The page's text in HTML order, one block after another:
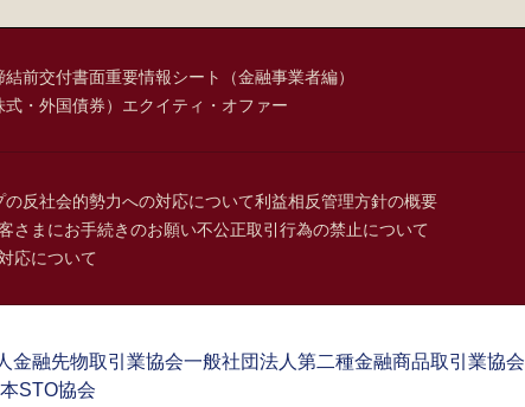
結前交付書面重要情報シート（金融事業者編）
・外国債券） エクイティ・オファー
の反社会的勢力への対応について利益相反管理方針の概要
さまにお手続きのお願い不公正取引行為の禁止について
応について
金融先物取引業協会一般社団法人第二種金融商品取引業協会
STO協会